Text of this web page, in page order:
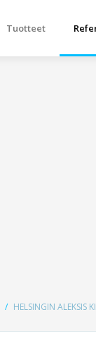
Tuotteet
HELSINGIN ALEKSIS